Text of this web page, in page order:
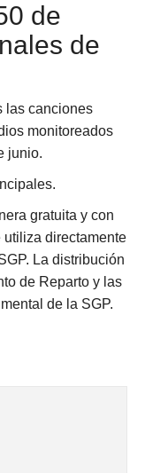
de
de
las canciones
monitoreados
junio.
gratuita y con
directamente
La distribución
de Reparto y las
de la SGP.